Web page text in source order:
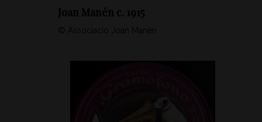
Joan Manén c. 1915
© Associació Joan Manén